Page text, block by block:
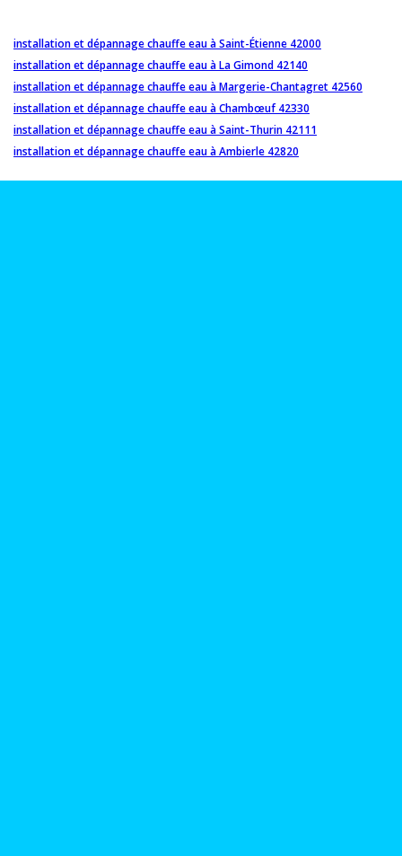
installation et dépannage chauffe eau à Saint-Étienne 42000
installation et dépannage chauffe eau à La Gimond 42140
installation et dépannage chauffe eau à Margerie-Chantagret 42560
installation et dépannage chauffe eau à Chambœuf 42330
installation et dépannage chauffe eau à Saint-Thurin 42111
installation et dépannage chauffe eau à Ambierle 42820